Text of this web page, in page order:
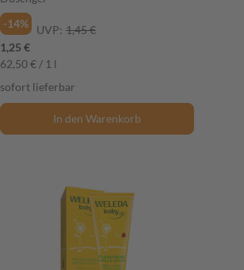
-14%
UVP: 1,45 €
1,25 €
62,50 € / 1 l
sofort lieferbar
In den Warenkorb